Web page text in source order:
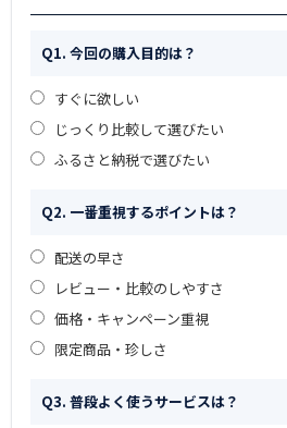
Q1. 今回の購入目的は？
すぐに欲しい
じっくり比較して選びたい
ふるさと納税で選びたい
Q2. 一番重視するポイントは？
配送の早さ
レビュー・比較のしやすさ
価格・キャンペーン重視
限定商品・珍しさ
Q3. 普段よく使うサービスは？